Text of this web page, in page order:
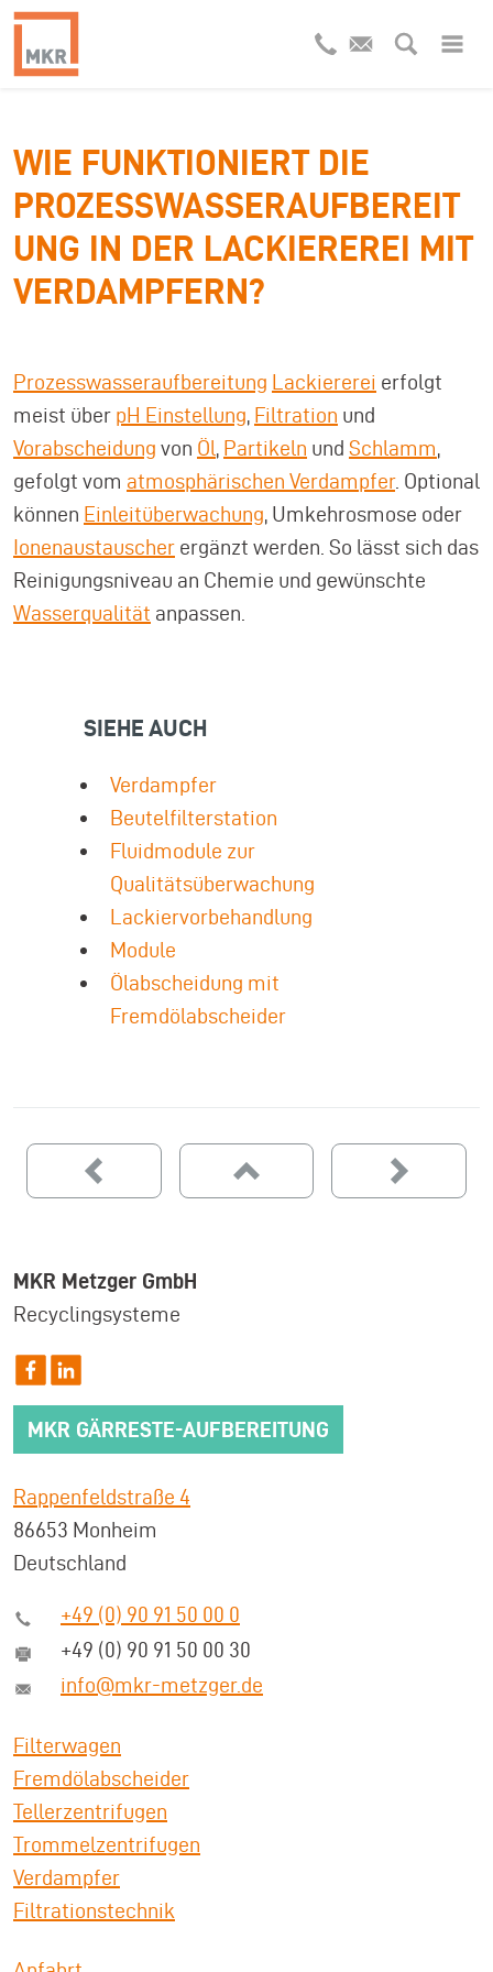
WIE FUNKTIONIERT DIE
PROZESSWASSERAUFBEREIT
UNG IN DER LACKIEREREI MIT
VERDAMPFERN?
Prozesswasseraufbereitung Lackiererei erfolgt
meist über pH Einstellung, Filtration und
Vorabscheidung von Öl, Partikeln und Schlamm,
gefolgt vom atmosphärischen Verdampfer. Optional
können Einleitüberwachung, Umkehrosmose oder
Ionenaustauscher ergänzt werden. So lässt sich das
Reinigungsniveau an Chemie und gewünschte
Wasserqualität anpassen.
SIEHE AUCH
Verdampfer
Beutelfilterstation
Fluidmodule zur
Qualitätsüberwachung
Lackiervorbehandlung
Module
Ölabscheidung mit
Fremdölabscheider
MKR Metzger GmbH
Recyclingsysteme
MKR GÄRRESTE-AUFBEREITUNG
Rappenfeldstraße 4
86653 Monheim
Deutschland
+49 (0) 90 91 50 00 0
+49 (0) 90 91 50 00 30
info@mkr-metzger.de
Filterwagen
Fremdölabscheider
Tellerzentrifugen
Trommelzentrifugen
Verdampfer
Filtrationstechnik